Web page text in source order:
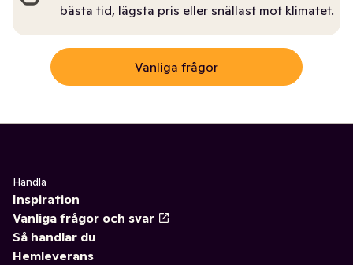
bästa tid, lägsta pris eller snällast mot klimatet.
Vanliga frågor
Handla
Inspiration
Vanliga frågor och svar
Så handlar du
Hemleverans